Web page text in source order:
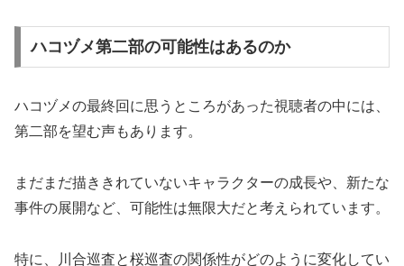
ハコヅメ第二部の可能性はあるのか
ハコヅメの最終回に思うところがあった視聴者の中には、
第二部を望む声もあります。
まだまだ描ききれていないキャラクターの成長や、新たな
事件の展開など、可能性は無限大だと考えられています。
特に、川合巡査と桜巡査の関係性がどのように変化してい